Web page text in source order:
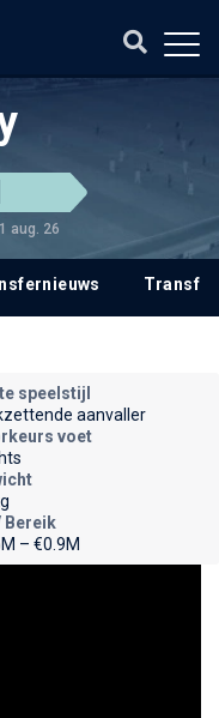
aug. 26
speelstijl
aanvaller
voet
Bereik
– €0.9M